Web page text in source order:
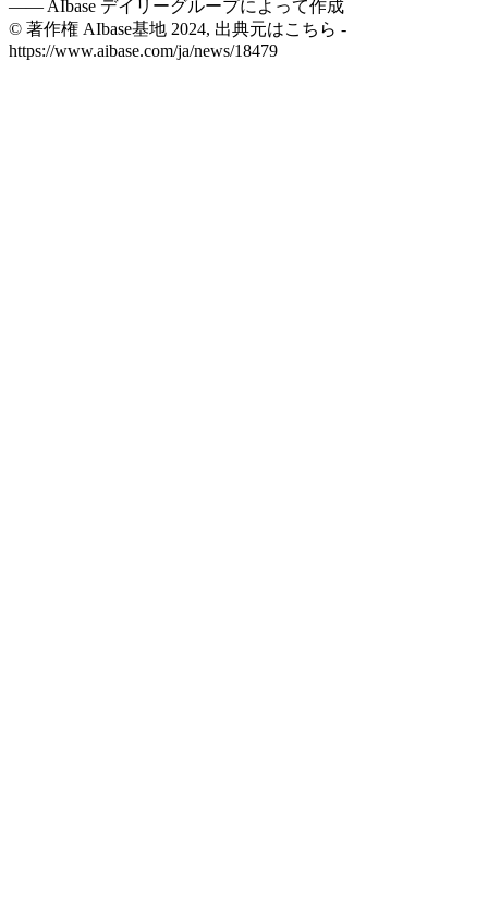
—— AIbase デイリーグループによって作成
© 著作権 AIbase基地 2024, 出典元はこちら -
https://www.aibase.com/ja/news/18479